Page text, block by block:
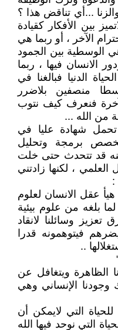
...أي تناقض هذا ؟
بين الأفكار كقيادة
الآخر ، أو ربما هي
الوسطية بين الجمود
الانسان فيها ، ربما
الدنيا فبالغنا في
منصفين بلاضرر
فنعرف كيف نتوب
من الله ...
شهادة عليا في
تخصص برمجة وتحليل
عنه قد تتحدث حتى خلت
، لكنها زادتني
:
هيأ عقل الانسان لعلوم
لما بلغه من علوم بيئية
وسائلنا لانقاد
فيتوهمونه قدرا
..
الظاهرة ويتغافل عن
وجودنا الإنساني وهي
التي لايمكن أن
التي نوحد فيها الله